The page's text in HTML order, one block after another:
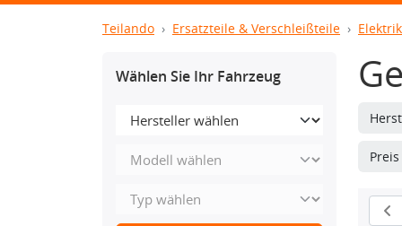
Teilando Ersatzteile & Verschleißteile Elektrik
Wählen Sie Ihr Fahrzeug
Preis